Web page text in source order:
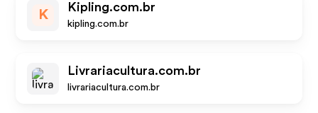
K
Kipling.com.br
kipling.com.br
Livrariacultura.com.br
livrariacultura.com.br